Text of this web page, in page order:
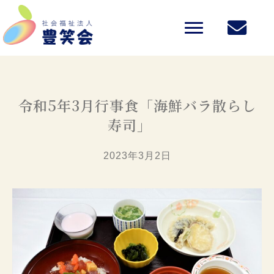
令和5年3月行事食「海鮮バラ散らし
寿司」
2023年3月2日